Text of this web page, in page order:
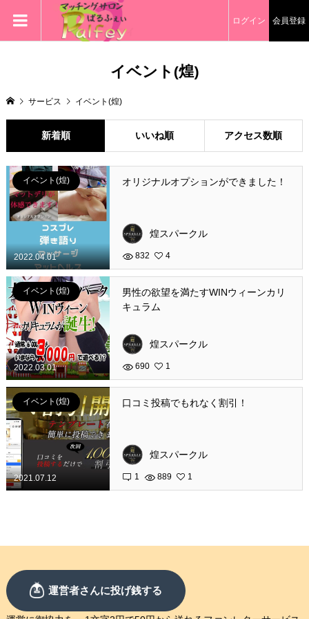
ログイン 会員登録
イベント(煌)
サービス イベント(煌)
新着順 いいね順 アクセス数順
2022.04.01
イベント(煌) オリジナルオプションができました！
煌スパークル
832 4
2022.03.01
イベント(煌)
男性の欲望を満たすWINウィーンカリ
キュラム
煌スパークル
690 1
2021.07.12
イベント(煌) 口コミ投稿でもれなく割引！
煌スパークル
1 889 1